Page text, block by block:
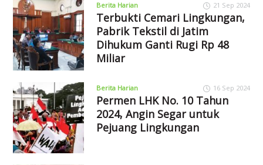
Berita Harian 21 Sep 2024
Terbukti Cemari Lingkungan,
Pabrik Tekstil di Jatim
Dihukum Ganti Rugi Rp 48
Miliar
Berita Harian 16 Sep 2024
Permen LHK No. 10 Tahun
2024, Angin Segar untuk
Pejuang Lingkungan